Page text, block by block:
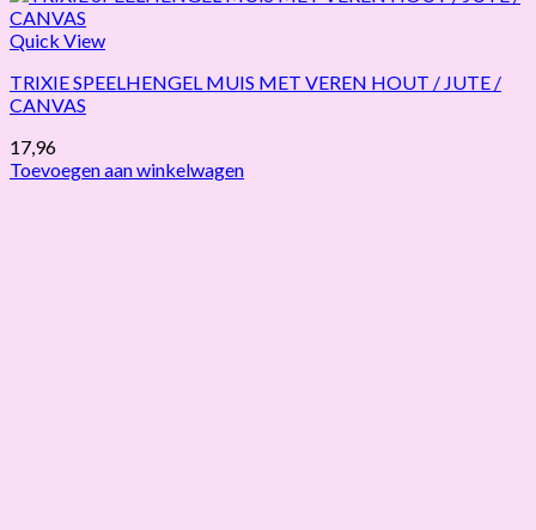
Quick View
TRIXIE SPEELHENGEL MUIS MET VEREN HOUT / JUTE /
CANVAS
17,96
Toevoegen aan winkelwagen